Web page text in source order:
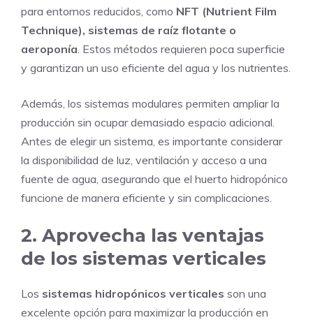
para entornos reducidos, como NFT (Nutrient Film
Technique), sistemas de raíz flotante o
aeroponía . Estos métodos requieren poca superficie
y garantizan un uso eficiente del agua y los nutrientes.
Además, los sistemas modulares permiten ampliar la
producción sin ocupar demasiado espacio adicional.
Antes de elegir un sistema, es importante considerar
la disponibilidad de luz, ventilación y acceso a una
fuente de agua, asegurando que el huerto hidropónico
funcione de manera eficiente y sin complicaciones.
2. Aprovecha las ventajas
de los sistemas verticales
Los sistemas hidropónicos verticales son una
excelente opción para maximizar la producción en